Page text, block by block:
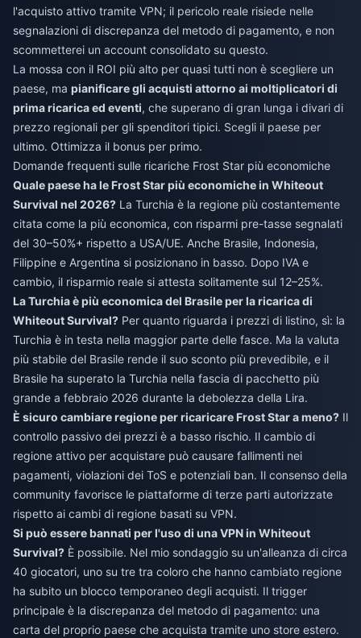
l'acquisto attivo tramite VPN; il pericolo reale risiede nelle
segnalazioni di discrepanza del metodo di pagamento, e non
scommetterei un account consolidato su questo.
La mossa con il ROI più alto per quasi tutti non è scegliere un
paese, ma pianificare gli acquisti attorno ai moltiplicatori di
prima ricarica ed eventi, che superano di gran lunga i divari di
prezzo regionali per gli spenditori tipici. Scegli il paese per
ultimo. Ottimizza il bonus per primo.
Domande frequenti sulle ricariche Frost Star più economiche
Quale paese ha le Frost Star più economiche in Whiteout
Survival nel 2026? La Turchia è la regione più costantemente
citata come la più economica, con risparmi pre-tasse segnalati
del 30–50%+ rispetto a USA/UE. Anche Brasile, Indonesia,
Filippine e Argentina si posizionano in basso. Dopo IVA e
cambio, il risparmio reale si attesta solitamente sul 12–25%.
La Turchia è più economica del Brasile per la ricarica di
Whiteout Survival? Per quanto riguarda i prezzi di listino, sì: la
Turchia è in testa nella maggior parte delle fasce. Ma la valuta
più stabile del Brasile rende il suo sconto più prevedibile, e il
Brasile ha superato la Turchia nella fascia di pacchetto più
grande a febbraio 2026 durante la debolezza della Lira.
È sicuro cambiare regione per ricaricare Frost Star a meno? Il
controllo passivo dei prezzi è a basso rischio. Il cambio di
regione attivo per acquistare può causare fallimenti nei
pagamenti, violazioni dei ToS e potenziali ban. Il consenso della
community favorisce le piattaforme di terze parti autorizzate
rispetto ai cambi di regione basati su VPN.
Si può essere bannati per l'uso di una VPN in Whiteout
Survival? È possibile. Nel mio sondaggio su un'alleanza di circa
40 giocatori, uno su tre tra coloro che hanno cambiato regione
ha subito un blocco temporaneo degli acquisti. Il trigger
principale è la discrepanza del metodo di pagamento: una
carta del proprio paese che acquista tramite uno store estero.